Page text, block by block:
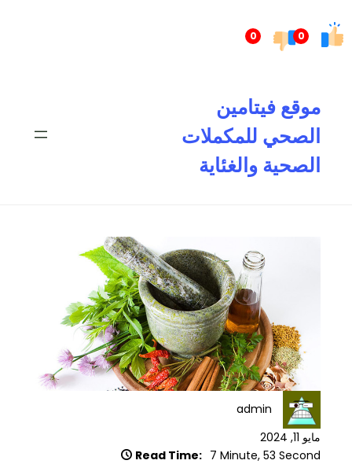
0
0إلى
موقع فيتامين
الصحي للمكملات
الصحية والغئاية
admin
مايو 11, 2024
Read Time: 7 Minute, 53 Second